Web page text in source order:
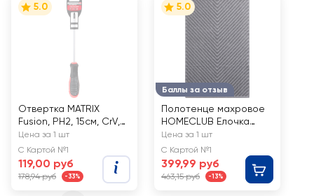
5.0
Отвертка MATRIX
Fusion, PH2, 15см, CrV,
3-компонентная
рукоятка anti slip Арт.
11443
Цена за 1 шт
С Картой №1
119,00 руб
178,94 руб -33%
Баллы за отзыв
5.0
Полотенце махровое
HOMECLUB Елочка
50х80см, светло-
серое
Цена за 1 шт
С Картой №1
399,99 руб
463,15 руб -13%